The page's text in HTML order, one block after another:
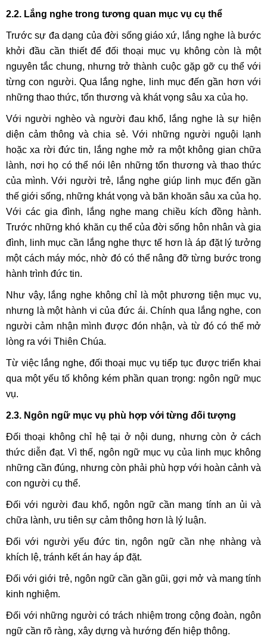
2.2. Lắng nghe trong tương quan mục vụ cụ thể
Trước sự đa dạng của đời sống giáo xứ, lắng nghe là bước
khởi đầu cần thiết để đối thoại mục vụ không còn là một
nguyên tắc chung, nhưng trở thành cuộc gặp gỡ cụ thể với
từng con người. Qua lắng nghe, linh mục đến gần hơn với
những thao thức, tổn thương và khát vọng sâu xa của họ.
Với người nghèo và người đau khổ, lắng nghe là sự hiện
diện cảm thông và chia sẻ. Với những người nguội lạnh
hoặc xa rời đức tin, lắng nghe mở ra một không gian chữa
lành, nơi họ có thể nói lên những tổn thương và thao thức
của mình. Với người trẻ, lắng nghe giúp linh mục đến gần
thế giới sống, những khát vọng và băn khoăn sâu xa của họ.
Với các gia đình, lắng nghe mang chiều kích đồng hành.
Trước những khó khăn cụ thể của đời sống hôn nhân và gia
đình, linh mục cần lắng nghe thực tế hơn là áp đặt lý tưởng
một cách máy móc, nhờ đó có thể nâng đỡ từng bước trong
hành trình đức tin.
Như vậy, lắng nghe không chỉ là một phương tiện mục vụ,
nhưng là một hành vi của đức ái. Chính qua lắng nghe, con
người cảm nhận mình được đón nhận, và từ đó có thể mở
lòng ra với Thiên Chúa.
Từ việc lắng nghe, đối thoại mục vụ tiếp tục được triển khai
qua một yếu tố không kém phần quan trọng: ngôn ngữ mục
vụ.
2.3. Ngôn ngữ mục vụ phù hợp với từng đối tượng
Đối thoại không chỉ hệ tại ở nội dung, nhưng còn ở cách
thức diễn đạt. Vì thế, ngôn ngữ mục vụ của linh mục không
những cần đúng, nhưng còn phải phù hợp với hoàn cảnh và
con người cụ thể.
Đối với người đau khổ, ngôn ngữ cần mang tính an ủi và
chữa lành, ưu tiên sự cảm thông hơn là lý luận.
Đối với người yếu đức tin, ngôn ngữ cần nhẹ nhàng và
khích lệ, tránh kết án hay áp đặt.
Đối với giới trẻ, ngôn ngữ cần gần gũi, gợi mở và mang tính
kinh nghiệm.
Đối với những người có trách nhiệm trong cộng đoàn, ngôn
ngữ cần rõ ràng, xây dựng và hướng đến hiệp thông.